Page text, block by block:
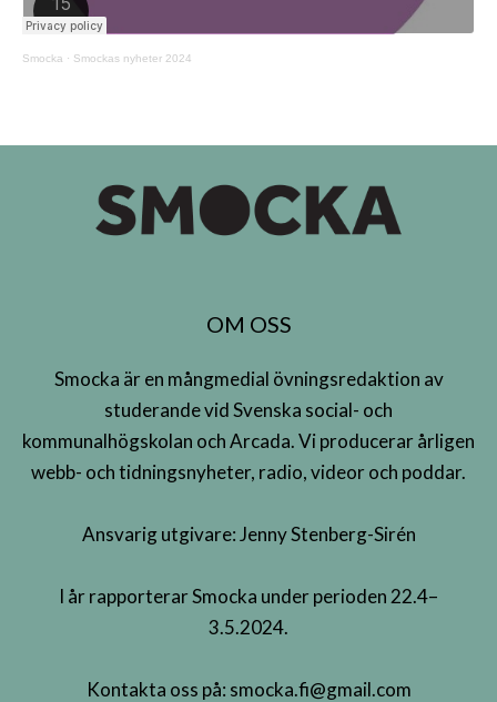
Smocka · Smockas nyheter 2024
OM OSS
Smocka är en mångmedial övningsredaktion av
studerande vid Svenska social- och
kommunalhögskolan och Arcada. Vi producerar årligen
webb- och tidningsnyheter, radio, videor och poddar.
Ansvarig utgivare: Jenny Stenberg-Sirén
I år rapporterar Smocka under perioden 22.4–
3.5.2024.
Kontakta oss på: smocka.fi@gmail.com